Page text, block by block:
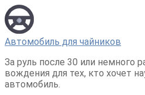
Перейти
к
контенту
Автомобиль для чайников
За руль после 30 или немного
вождения для тех, кто хочет
автомобиль.